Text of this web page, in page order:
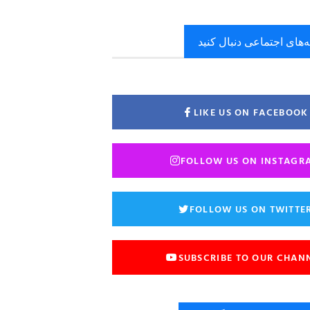
اجتماعی دنبال کنید
LIKE US ON FACEBOOK
FOLLOW US ON
FOLLOW US ON
SUBSCRIBE TO OUR